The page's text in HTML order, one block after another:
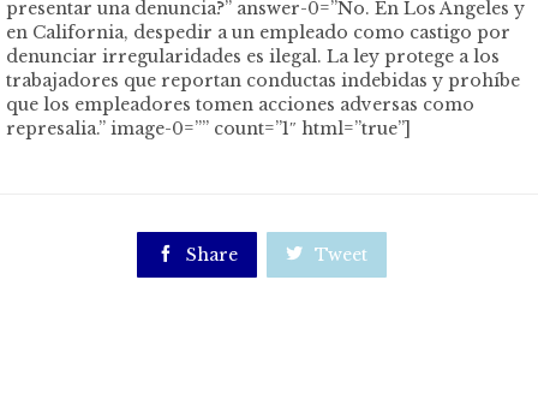
presentar una denuncia?” answer-0=”No. En Los Ángeles y
en California, despedir a un empleado como castigo por
denunciar irregularidades es ilegal. La ley protege a los
trabajadores que reportan conductas indebidas y prohíbe
que los empleadores tomen acciones adversas como
represalia.” image-0=”” count=”1″ html=”true”]
 Share  Tweet